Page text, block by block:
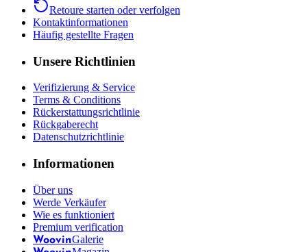
Retoure starten oder verfolgen
Kontaktinformationen
Häufig gestellte Fragen
Unsere Richtlinien
Verifizierung & Service
Terms & Conditions
Rückerstattungsrichtlinie
Rückgaberecht
Datenschutzrichtlinie
Informationen
Über uns
Werde Verkäufer
Wie es funktioniert
Premium verification
WoovinGalerie